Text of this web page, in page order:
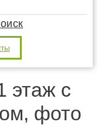
этаж с
фото